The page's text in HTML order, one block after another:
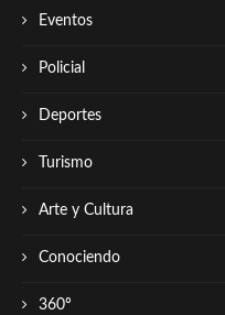
Eventos
Policial
Deportes
Turismo
Arte y Cultura
Conociendo
360º